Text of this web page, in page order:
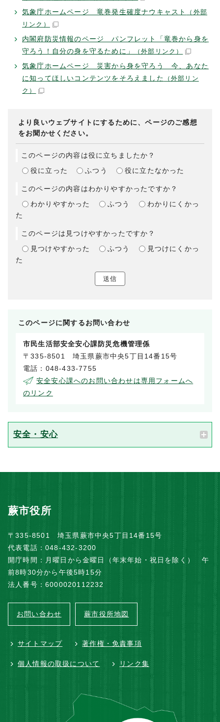
気象庁ホームページ 竜巻発生確度ナウキャスト
（外部
リンク）
内閣府防災情報のページ パンフレット「竜巻から身を
守ろう！自分の身を守るために」
（外部リンク）
気象庁ホームページ 災害から身を守ろう 今、あなた
に知ってほしいコンテンツをそろえました
（外部リン
ク）
より良いウェブサイトにするために、ページのご感想
をお聞かせください。
このページの内容は役に立ちましたか？
役に立った
ふつう 役に立たなかった
このページの内容はわかりやすかったですか？
わかりやすかった
ふつう
わかりにくかっ
た
このページは見つけやすかったですか？
見つけやすかった
ふつう
見つけにくかっ
た
送信
このページに関するお問い合わせ
市民生活部安全安心課防災危機管理係
〒335-8501 埼玉県蕨市中央5丁目14番15号
電話：048-433-7755
安全安心課へのお問い合わせは専用フォームへ
のリンク
安全・安心
蕨市役所
〒335-8501 埼玉県蕨市中央5丁目14番15号
代表電話：048-432-3200
開庁時間：月曜日から金曜日（年末年始・祝日を除く） 午
前8時30分から午後5時15分
法人番号：6000020112232
お問い合わせ 蕨市役所地図
サイトマップ 著作権・免責事項
個人情報の取扱について リンク集